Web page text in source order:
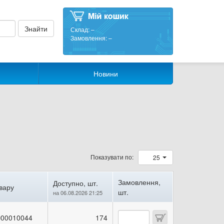
Склад:–
Замовлення:–
Новини
Показувати по: 25
Доступно, шт.
на 06.08.2026 21:25
Замовлення,
шт.
174